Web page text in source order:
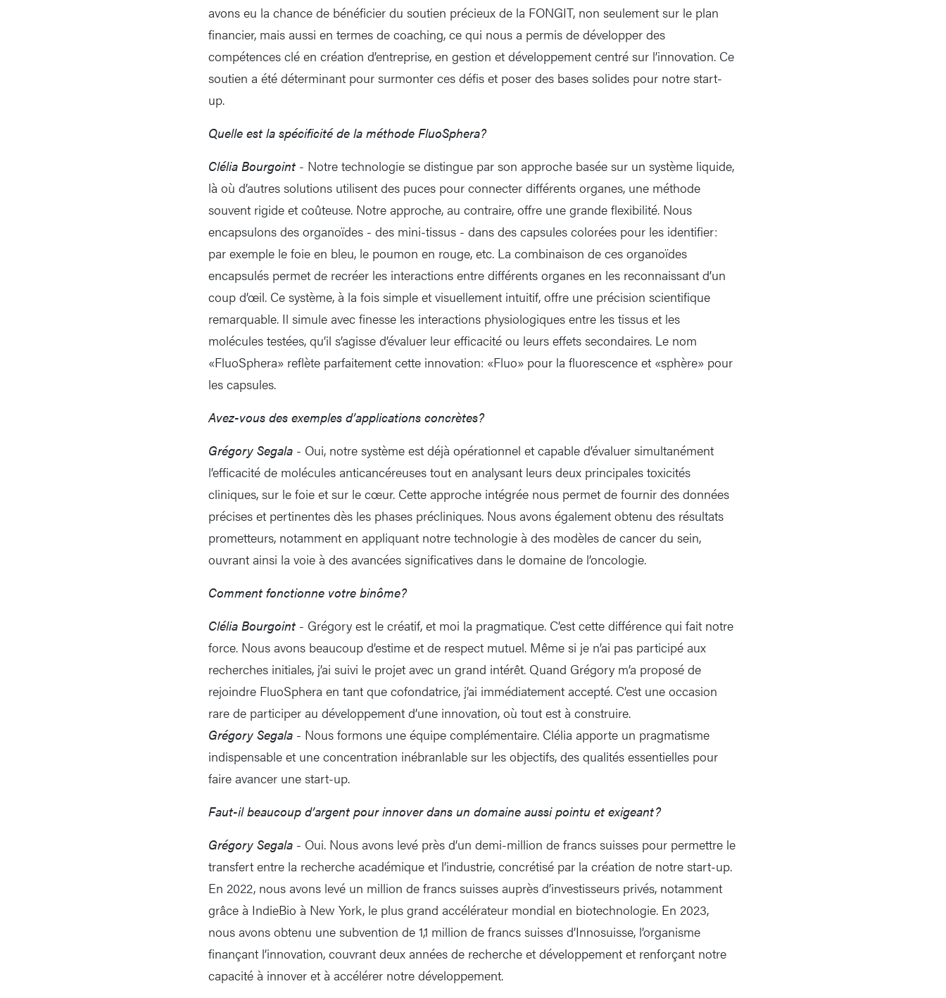
avons eu la chance de bénéficier du soutien précieux de la FONGIT, non seulement sur le plan
financier, mais aussi en termes de coaching, ce qui nous a permis de développer des
compétences clé en création d’entreprise, en gestion et développement centré sur l’innovation. Ce
soutien a été déterminant pour surmonter ces défis et poser des bases solides pour notre start-
up.
Quelle est la spécificité de la méthode FluoSphera?
Clélia Bourgoint - Notre technologie se distingue par son approche basée sur un système liquide,
là où d’autres solutions utilisent des puces pour connecter différents organes, une méthode
souvent rigide et coûteuse. Notre approche, au contraire, offre une grande flexibilité. Nous
encapsulons des organoïdes - des mini-tissus - dans des capsules colorées pour les identifier:
par exemple le foie en bleu, le poumon en rouge, etc. La combinaison de ces organoïdes
encapsulés permet de recréer les interactions entre différents organes en les reconnaissant d’un
coup d’œil. Ce système, à la fois simple et visuellement intuitif, offre une précision scientifique
remarquable. Il simule avec finesse les interactions physiologiques entre les tissus et les
molécules testées, qu’il s’agisse d’évaluer leur efficacité ou leurs effets secondaires. Le nom
«FluoSphera» reflète parfaitement cette innovation: «Fluo» pour la fluorescence et «sphère» pour
les capsules.
Avez-vous des exemples d’applications concrètes?
Grégory Segala - Oui, notre système est déjà opérationnel et capable d’évaluer simultanément
l’efficacité de molécules anticancéreuses tout en analysant leurs deux principales toxicités
cliniques, sur le foie et sur le cœur. Cette approche intégrée nous permet de fournir des données
précises et pertinentes dès les phases précliniques. Nous avons également obtenu des résultats
prometteurs, notamment en appliquant notre technologie à des modèles de cancer du sein,
ouvrant ainsi la voie à des avancées significatives dans le domaine de l’oncologie.
Comment fonctionne votre binôme?
Clélia Bourgoint - Grégory est le créatif, et moi la pragmatique. C’est cette différence qui fait notre
force. Nous avons beaucoup d’estime et de respect mutuel. Même si je n’ai pas participé aux
recherches initiales, j’ai suivi le projet avec un grand intérêt. Quand Grégory m’a proposé de
rejoindre FluoSphera en tant que cofondatrice, j’ai immédiatement accepté. C’est une occasion
rare de participer au développement d’une innovation, où tout est à construire.
Grégory Segala - Nous formons une équipe complémentaire. Clélia apporte un pragmatisme
indispensable et une concentration inébranlable sur les objectifs, des qualités essentielles pour
faire avancer une start-up.
Faut-il beaucoup d’argent pour innover dans un domaine aussi pointu et exigeant?
Grégory Segala - Oui. Nous avons levé près d’un demi-million de francs suisses pour permettre le
transfert entre la recherche académique et l’industrie, concrétisé par la création de notre start-up.
En 2022, nous avons levé un million de francs suisses auprès d’investisseurs privés, notamment
grâce à IndieBio à New York, le plus grand accélérateur mondial en biotechnologie. En 2023,
nous avons obtenu une subvention de 1,1 million de francs suisses d’Innosuisse, l’organisme
finançant l’innovation, couvrant deux années de recherche et développement et renforçant notre
capacité à innover et à accélérer notre développement.